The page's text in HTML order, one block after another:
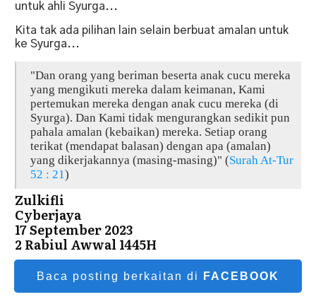
untuk ahli Syurga...
Kita tak ada pilihan lain selain berbuat amalan untuk
ke Syurga...
"Dan orang yang beriman beserta anak cucu mereka
yang mengikuti mereka dalam keimanan, Kami
pertemukan mereka dengan anak cucu mereka (di
Syurga). Dan Kami tidak mengurangkan sedikit pun
pahala amalan (kebaikan) mereka. Setiap orang
terikat (mendapat balasan) dengan apa (amalan)
yang dikerjakannya (masing-masing)" (Surah At-Tur
52 : 21)
Zulkifli
Cyberjaya
17 September 2023
2 Rabiul Awwal 1445H
Baca posting berkaitan di FACEBOOK